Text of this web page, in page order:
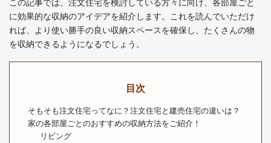
この記事では、注文住宅を検討している方々に向け、各部屋ごと
に効果的な収納のアイデアを紹介します。これを読んでいただけ
れば、より使い勝手の良い収納スペースを確保し、たくさんの物
を収納できるようになるでしょう。
目次
そもそも注文住宅ってなに？注文住宅と建売住宅の違いは？
家の各部屋ごとのおすすめの収納方法をご紹介！
リビング